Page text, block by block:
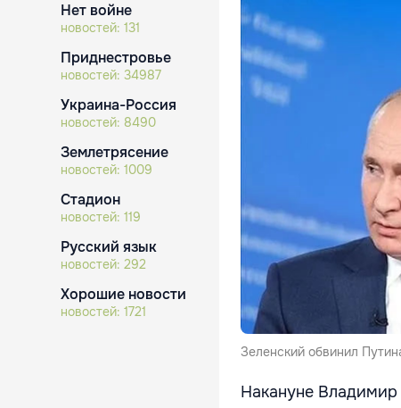
Нет войне
новостей: 131
Приднестровье
новостей: 34987
Украина-Россия
новостей: 8490
Землетрясение
новостей: 1009
Стадион
новостей: 119
Русский язык
новостей: 292
Хорошие новости
новостей: 1721
Зеленский обвинил
Накануне Владимир